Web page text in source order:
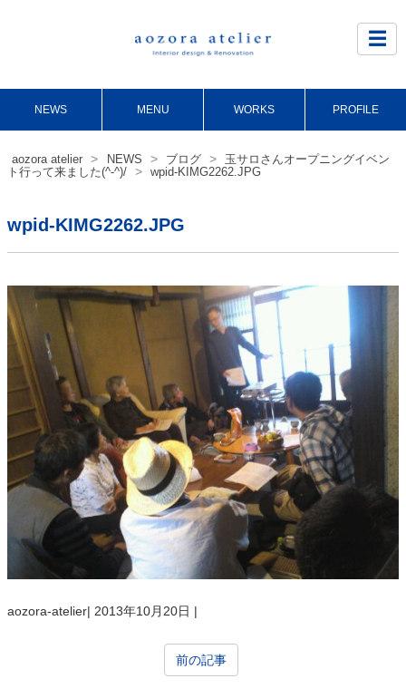
☰
NEWS MENU WORKS PROFILE
aozora atelier > NEWS > ブログ >
玉サロさんオープニングイベン
ト行って来ました(^-^)/ > wpid-KIMG2262.JPG
wpid-KIMG2262.JPG
aozora-atelier| 2013年10月20日 |
前の記事